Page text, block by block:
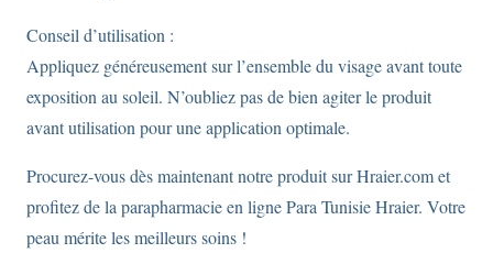
Conseil d’utilisation :
Appliquez généreusement sur l’ensemble du visage avant toute
exposition au soleil. N’oubliez pas de bien agiter le produit
avant utilisation pour une application optimale.
Procurez-vous dès maintenant notre produit sur Hraier.com et
profitez de la parapharmacie en ligne Para Tunisie Hraier. Votre
peau mérite les meilleurs soins !